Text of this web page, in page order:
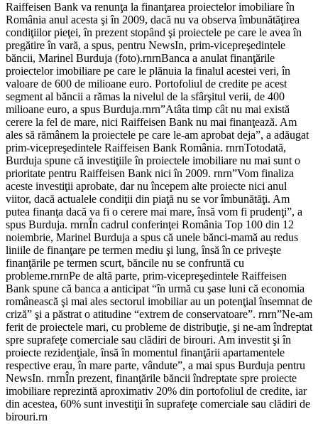
Raiffeisen Bank va renunţa la finanţarea proiectelor imobiliare în
România anul acesta şi în 2009, dacă nu va observa îmbunătăţirea
condiţiilor pieţei, în prezent stopând şi proiectele pe care le avea în
pregătire în vară, a spus, pentru NewsIn, prim-vicepreşedintele
băncii, Marinel Burduja (foto).rnrnBanca a anulat finanţările
proiectelor imobiliare pe care le plănuia la finalul acestei veri, în
valoare de 600 de milioane euro. Portofoliul de credite pe acest
segment al băncii a rămas la nivelul de la sfârşitul verii, de 400
milioane euro, a spus Burduja.rnrn”Atâta timp cât nu mai există
cerere la fel de mare, nici Raiffeisen Bank nu mai finanţează. Am
ales să rămânem la proiectele pe care le-am aprobat deja”, a adăugat
prim-vicepreşedintele Raiffeisen Bank România. rnrnTotodată,
Burduja spune că investiţiile în proiectele imobiliare nu mai sunt o
prioritate pentru Raiffeisen Bank nici în 2009. rnrn”Vom finaliza
aceste investiţii aprobate, dar nu începem alte proiecte nici anul
viitor, dacă actualele condiţii din piaţă nu se vor îmbunătăţi. Am
putea finanţa dacă va fi o cerere mai mare, însă vom fi prudenţi”, a
spus Burduja. rnrnÎn cadrul conferinţei România Top 100 din 12
noiembrie, Marinel Burduja a spus că unele bănci-mamă au redus
liniile de finanţare pe termen mediu şi lung, însă în ce priveşte
finanţările pe termen scurt, băncile nu se confruntă cu
probleme.rnrnPe de altă parte, prim-vicepreşedintele Raiffeisen
Bank spune că banca a anticipat “în urmă cu şase luni că economia
românească şi mai ales sectorul imobiliar au un potenţial însemnat de
criză” şi a păstrat o atitudine “extrem de conservatoare”. rnrn”Ne-am
ferit de proiectele mari, cu probleme de distribuţie, şi ne-am îndreptat
spre suprafeţe comerciale sau clădiri de birouri. Am investit şi în
proiecte rezidenţiale, însă în momentul finanţării apartamentele
respective erau, în mare parte, vândute”, a mai spus Burduja pentru
NewsIn. rnrnÎn prezent, finanţările băncii îndreptate spre proiecte
imobiliare reprezintă aproximativ 20% din portofoliul de credite, iar
din acestea, 60% sunt investiţii în suprafeţe comerciale sau clădiri de
birouri.rn